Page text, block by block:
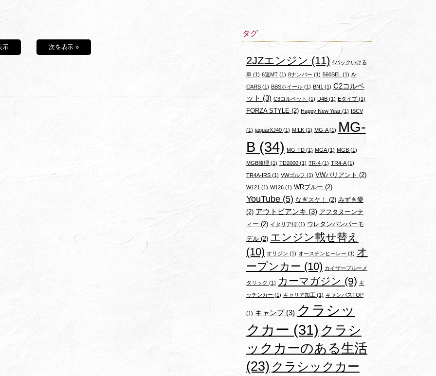
示 次を表示 »
タグ
2JZエンジン (11) 4バックいける
車 (1) 6速MT(1) 8ナンバー (1) 560SEL (1) A-
CARS(1) BBSホイール(1) BN1 (1) C2コルベ
ット (3) C3コルベット (1) D4B(1) Eタイプ(1)
FORZA STYLE (2) Happy New Year(1) ISCV
(1) jaguarXJ40(1) M!LK(1) MG-A(1) MG-
B (34) MG-TD(1) MGA(1) MGB(1)
MGB修理 (1) TD2000(1) TR-4(1) TR4-A(1)
TR4A-IRS(1) VWゴルフ (1) VWバリアント (2)
W121 (1) W126(1) WRブルー (2)
YouTube(5) なぎスケ！ (2) みずき愛
(2) アウトビアンキ (3) アフタヌーンテ
ィー (2) イタリア街(1) ウレタンバンパーモ
デル(2) エンジン載せ替え
(10) オリジン (1) オースチンヒーレー (1) オ
ープンカー (10) カイザーブルーメ
タリック (1) カーマガジン (9) キ
ッチンカー (1) キャリア加工 (1) キャンバスTOP
(1) キャンプ(3) クラシッ
クカー (31) クラシ
ックカーのある生活
(23)クラシックカー